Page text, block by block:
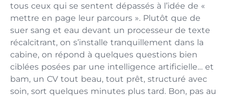
tous ceux qui se sentent dépassés à l’idée de «
mettre en page leur parcours ». Plutôt que de
suer sang et eau devant un processeur de texte
récalcitrant, on s’installe tranquillement dans la
cabine, on répond à quelques questions bien
ciblées posées par une intelligence artificielle… et
bam, un CV tout beau, tout prêt, structuré avec
soin, sort quelques minutes plus tard. Bon, pas au